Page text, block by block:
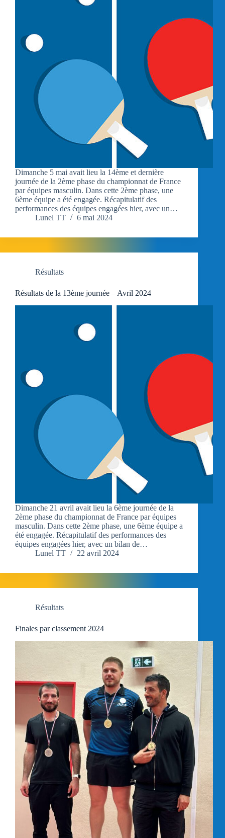
Dimanche 5 mai avait lieu la 14ème et dernière
journée de la 2ème phase du championnat de France
par équipes masculin. Dans cette 2ème phase, une
6ème équipe a été engagée. Récapitulatif des
performances des équipes engagées hier, avec un…
Lunel TT
6 mai 2024
Résultats
Résultats de la 13ème journée – Avril 2024
Dimanche 21 avril avait lieu la 6ème journée de la
2ème phase du championnat de France par équipes
masculin. Dans cette 2ème phase, une 6ème équipe a
été engagée. Récapitulatif des performances des
équipes engagées hier, avec un bilan de…
Lunel TT
22 avril 2024
Résultats
Finales par classement 2024